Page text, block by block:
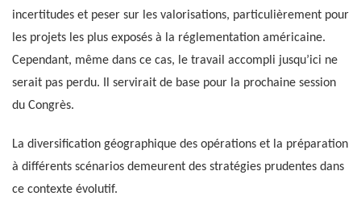
incertitudes et peser sur les valorisations, particulièrement pour
les projets les plus exposés à la réglementation américaine.
Cependant, même dans ce cas, le travail accompli jusqu’ici ne
serait pas perdu. Il servirait de base pour la prochaine session
du Congrès.
La diversification géographique des opérations et la préparation
à différents scénarios demeurent des stratégies prudentes dans
ce contexte évolutif.